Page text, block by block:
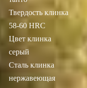
Твердость клинка
58-60 HRC
Цвет клинка
серый
Сталь клинка
нержавеющая